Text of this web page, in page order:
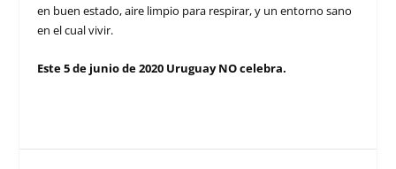
en buen estado, aire limpio para respirar, y un entorno sano
en el cual vivir.
Este 5 de junio de 2020 Uruguay NO celebra.